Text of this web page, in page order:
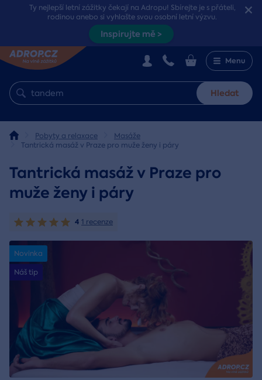
Ty nejlepší letní zážitky čekají na Adropu! Sbírejte je s přáteli,
rodinou anebo si vyhlašte svou osobní letní výzvu.
Inspirujte mě >
Menu
Hledat
Pobyty a relaxace
Masáže
Tantrická masáž v Praze pro muže ženy i páry
Tantrická masáž v Praze pro
muže ženy i páry
4 1 recenze
Novinka
Náš tip